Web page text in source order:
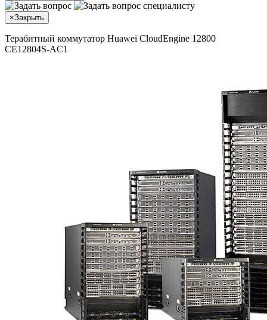
×Закрыть
Терабитный коммутатор Huawei CloudEngine 12800
CE12804S-AC1